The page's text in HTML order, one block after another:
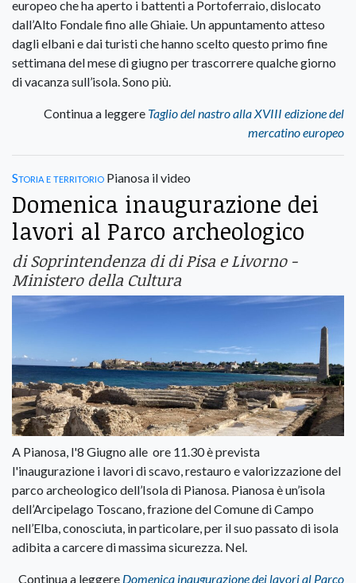
europeo che ha aperto i battenti a Portoferraio, dislocato
dall’Alto Fondale fino alle Ghiaie. Un appuntamento atteso
dagli elbani e dai turisti che hanno scelto questo primo fine
settimana del mese di giugno per trascorrere qualche giorno
di vacanza sull’isola. Sono più.
Continua a leggere Taglio del nastro alla XVIII edizione del
mercatino europeo
Storia e territorio Pianosa il video
Domenica inaugurazione dei
lavori al Parco archeologico
di Soprintendenza di di Pisa e Livorno -
Ministero della Cultura
A Pianosa, l'8 Giugno alle ore 11.30 è prevista
l'inaugurazione i lavori di scavo, restauro e valorizzazione del
parco archeologico dell’Isola di Pianosa. Pianosa è un’isola
dell’Arcipelago Toscano, frazione del Comune di Campo
nell’Elba, conosciuta, in particolare, per il suo passato di isola
adibita a carcere di massima sicurezza. Nel.
Continua a leggere Domenica inaugurazione dei lavori al Parco